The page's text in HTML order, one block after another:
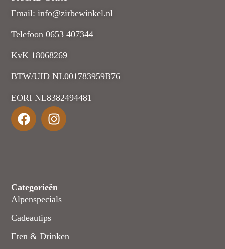
Email: info@zirbewinkel.nl
Telefoon 0653 407344
KvK 18068269
BTW/UID NL001783959B76
EORI NL8382494481
Categorieën
Alpenspecials
Cadeautips
Eten & Drinken